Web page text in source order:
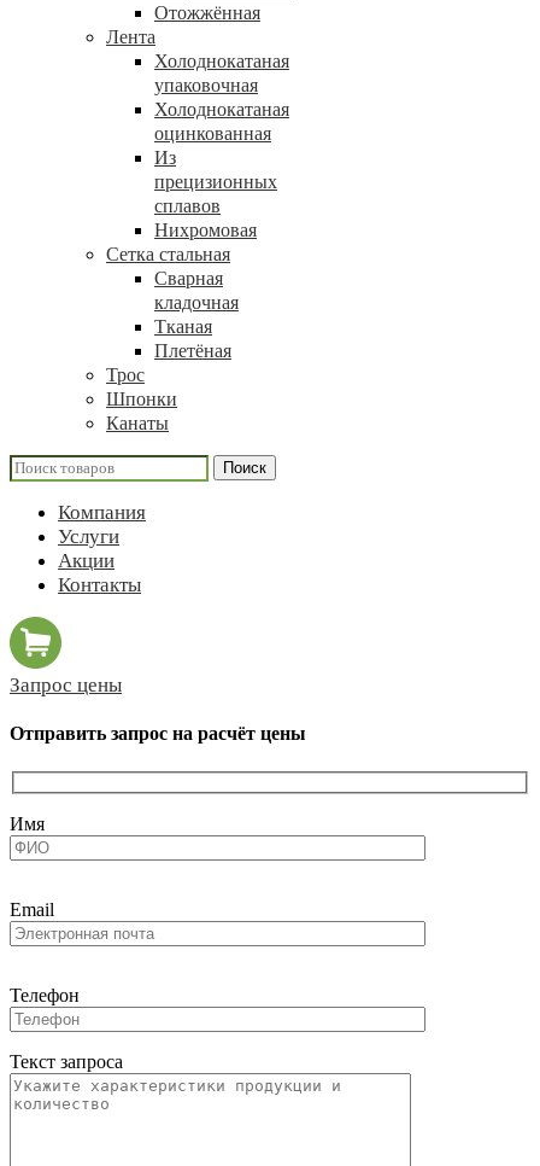
Отожжённая
Лента
Холоднокатаная
упаковочная
Холоднокатаная
оцинкованная
Из
прецизионных
сплавов
Нихромовая
Сетка стальная
Сварная
кладочная
Тканая
Плетёная
Трос
Шпонки
Канаты
Поиск
Компания
Услуги
Акции
Контакты
Запрос цены
Отправить запрос на расчёт цены
Имя
Email
Телефон
Текст запроса